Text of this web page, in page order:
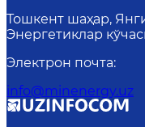
Тошкент шаҳар,
Энергетиклар
Электрон почта:
info@minenergy.uz